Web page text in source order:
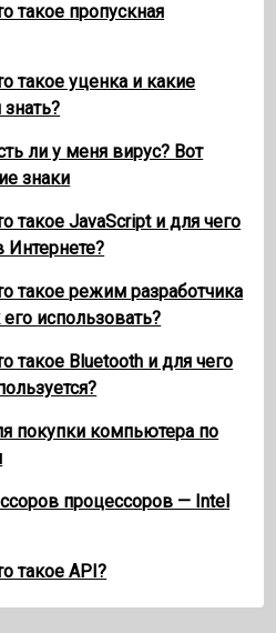
такое пропускная
такое уценка и какие
ли у меня вирус? Вот
знаки
такое JavaScript и для чего
Интернете?
такое режим разработчика
использовать?
такое Bluetooth и для чего
покупки компьютера по
процессоров — Intel
такое API?